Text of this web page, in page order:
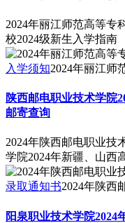
2024年丽江师范高等专
校2024级新生入学指南
入学须知2024年丽江师
陕西邮电职业技术学院
邮寄查询
2024年陕西邮电职业技
学院2024年新疆、山西
录取通知书2024年陕西
阳泉职业技术学院2024